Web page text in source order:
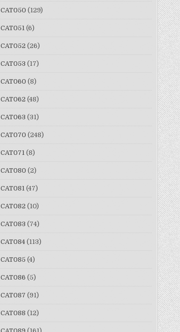
CAT050 (129)
CAT051 (6)
CAT052 (26)
CAT053 (17)
CAT060 (8)
CAT062 (48)
CAT063 (31)
CAT070 (248)
CAT071 (8)
CAT080 (2)
CAT081 (47)
CAT082 (10)
CAT083 (74)
CAT084 (113)
CAT085 (4)
CAT086 (5)
CAT087 (91)
CAT088 (12)